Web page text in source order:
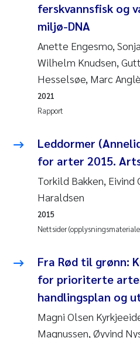
2012
2011
2010
2009
2007
2006
2005
Sindre Langaas
Øyvind Kaste
Christian Vogelsang
Sandra Stadniczenko
Anette Engesmo
Maximilian Nawrath
Kathrine Ivsett
Line Johanne Barkved
ferskvannsfisk og
miljø-DNA
Anette Engesmo,
Wilhelm Knudsen,
Hesselsøe, Marc
Rapport
2021
Leddormer
for arter 2015.
Torkild Bakken, Eivind
Haraldsen
Nettsider
2015
Fra Rød til grønn:
for prioriterte
handlingsplan og
Magni Olsen
Magnussen, Øyvind